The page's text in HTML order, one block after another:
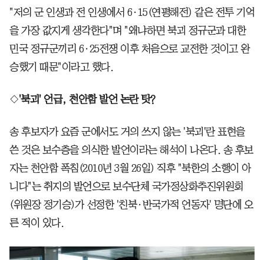
"저의 군 인생과 전 인생에서 6·15(연평해전) 같은 전투 기억
을 가장 값지게 생각한다"며 "왜냐하면 북괴 정규군과 대한
민국 정규군끼리 6·25전쟁 이후 처음으로 교전한 것이고 완
승했기 때문"이라고 했다.
◇'북괴' 언급, 천안함 발언 논란 탓?
송 후보자가 요즘 군에서도 거의 쓰지 않는 '북괴'란 표현을
쓴 것은 보수층을 의식한 발언이라는 해석이 나온다. 송 후보
자는 천안함 폭침(2010년 3월 26일) 직후 "북한의 소행이 아
니다"는 취지의 발언으로 보수단체 국가정상화추진위원회
(위원장 정기승)가 선정한 '친북·반국가적 언동자' 명단에 오
른 적이 있다.